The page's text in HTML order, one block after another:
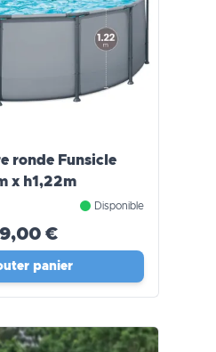
ronde Funsicle
x h1,22m
Disponible
€
panier